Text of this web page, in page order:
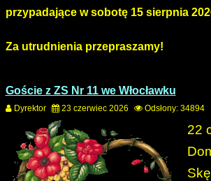
przypadające w sobotę 15 sierpnia
Za utrudnienia przepraszamy!
Goście z ZS Nr 11 we Włocławku
Dyrektor 23 czerwiec 2026 Odsłony: 34894
22